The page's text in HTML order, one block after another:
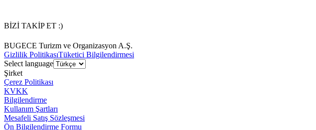
BİZİ TAKİP ET :)
BUGECE Turizm ve Organizasyon A.Ş.
Gizlilik PolitikasıTüketici Bilgilendirmesi
Select language
Şirket
Çerez Politikası
KVKK
Bilgilendirme
Kullanım Şartları
Mesafeli Satış Sözleşmesi
Ön Bilgilendirme Formu